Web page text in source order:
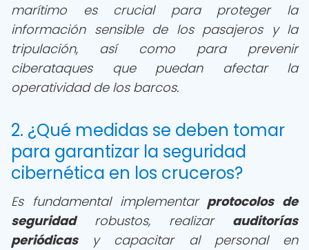
marítimo es crucial para proteger la
información sensible de los pasajeros y la
tripulación, así como para prevenir
ciberataques que puedan afectar la
operatividad de los barcos.
2. ¿Qué medidas se deben tomar
para garantizar la seguridad
cibernética en los cruceros?
Es fundamental implementar protocolos de
seguridadrobustos, realizar auditorías
periódicasy capacitar al personal en